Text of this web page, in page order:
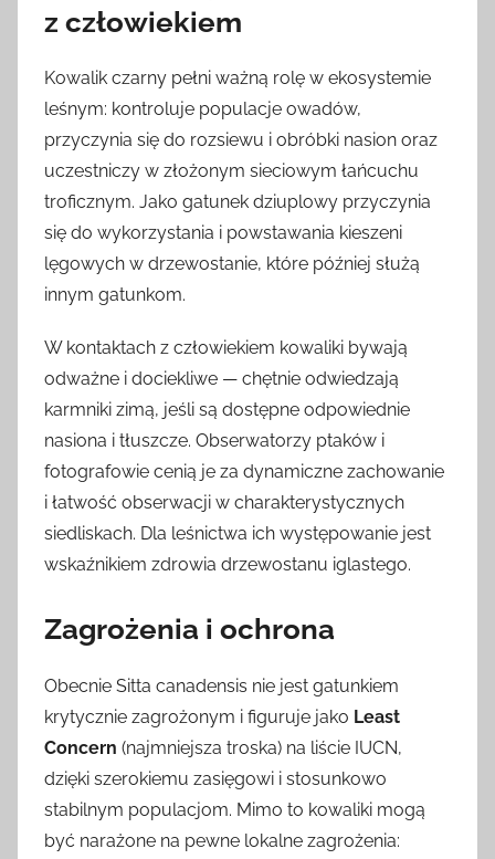
z człowiekiem
Kowalik czarny pełni ważną rolę w ekosystemie
leśnym: kontroluje populacje owadów,
przyczynia się do rozsiewu i obróbki nasion oraz
uczestniczy w złożonym sieciowym łańcuchu
troficznym. Jako gatunek dziuplowy przyczynia
się do wykorzystania i powstawania kieszeni
lęgowych w drzewostanie, które później służą
innym gatunkom.
W kontaktach z człowiekiem kowaliki bywają
odważne i dociekliwe — chętnie odwiedzają
karmniki zimą, jeśli są dostępne odpowiednie
nasiona i tłuszcze. Obserwatorzy ptaków i
fotografowie cenią je za dynamiczne zachowanie
i łatwość obserwacji w charakterystycznych
siedliskach. Dla leśnictwa ich występowanie jest
wskaźnikiem zdrowia drzewostanu iglastego.
Zagrożenia i ochrona
Obecnie Sitta canadensis nie jest gatunkiem
krytycznie zagrożonym i figuruje jako Least
Concern (najmniejsza troska) na liście IUCN,
dzięki szerokiemu zasięgowi i stosunkowo
stabilnym populacjom. Mimo to kowaliki mogą
być narażone na pewne lokalne zagrożenia: